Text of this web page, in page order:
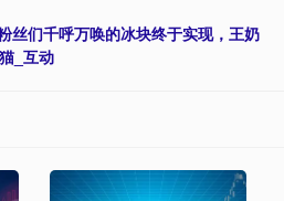
丝们千呼万唤的冰块终于实现，王奶
_互动